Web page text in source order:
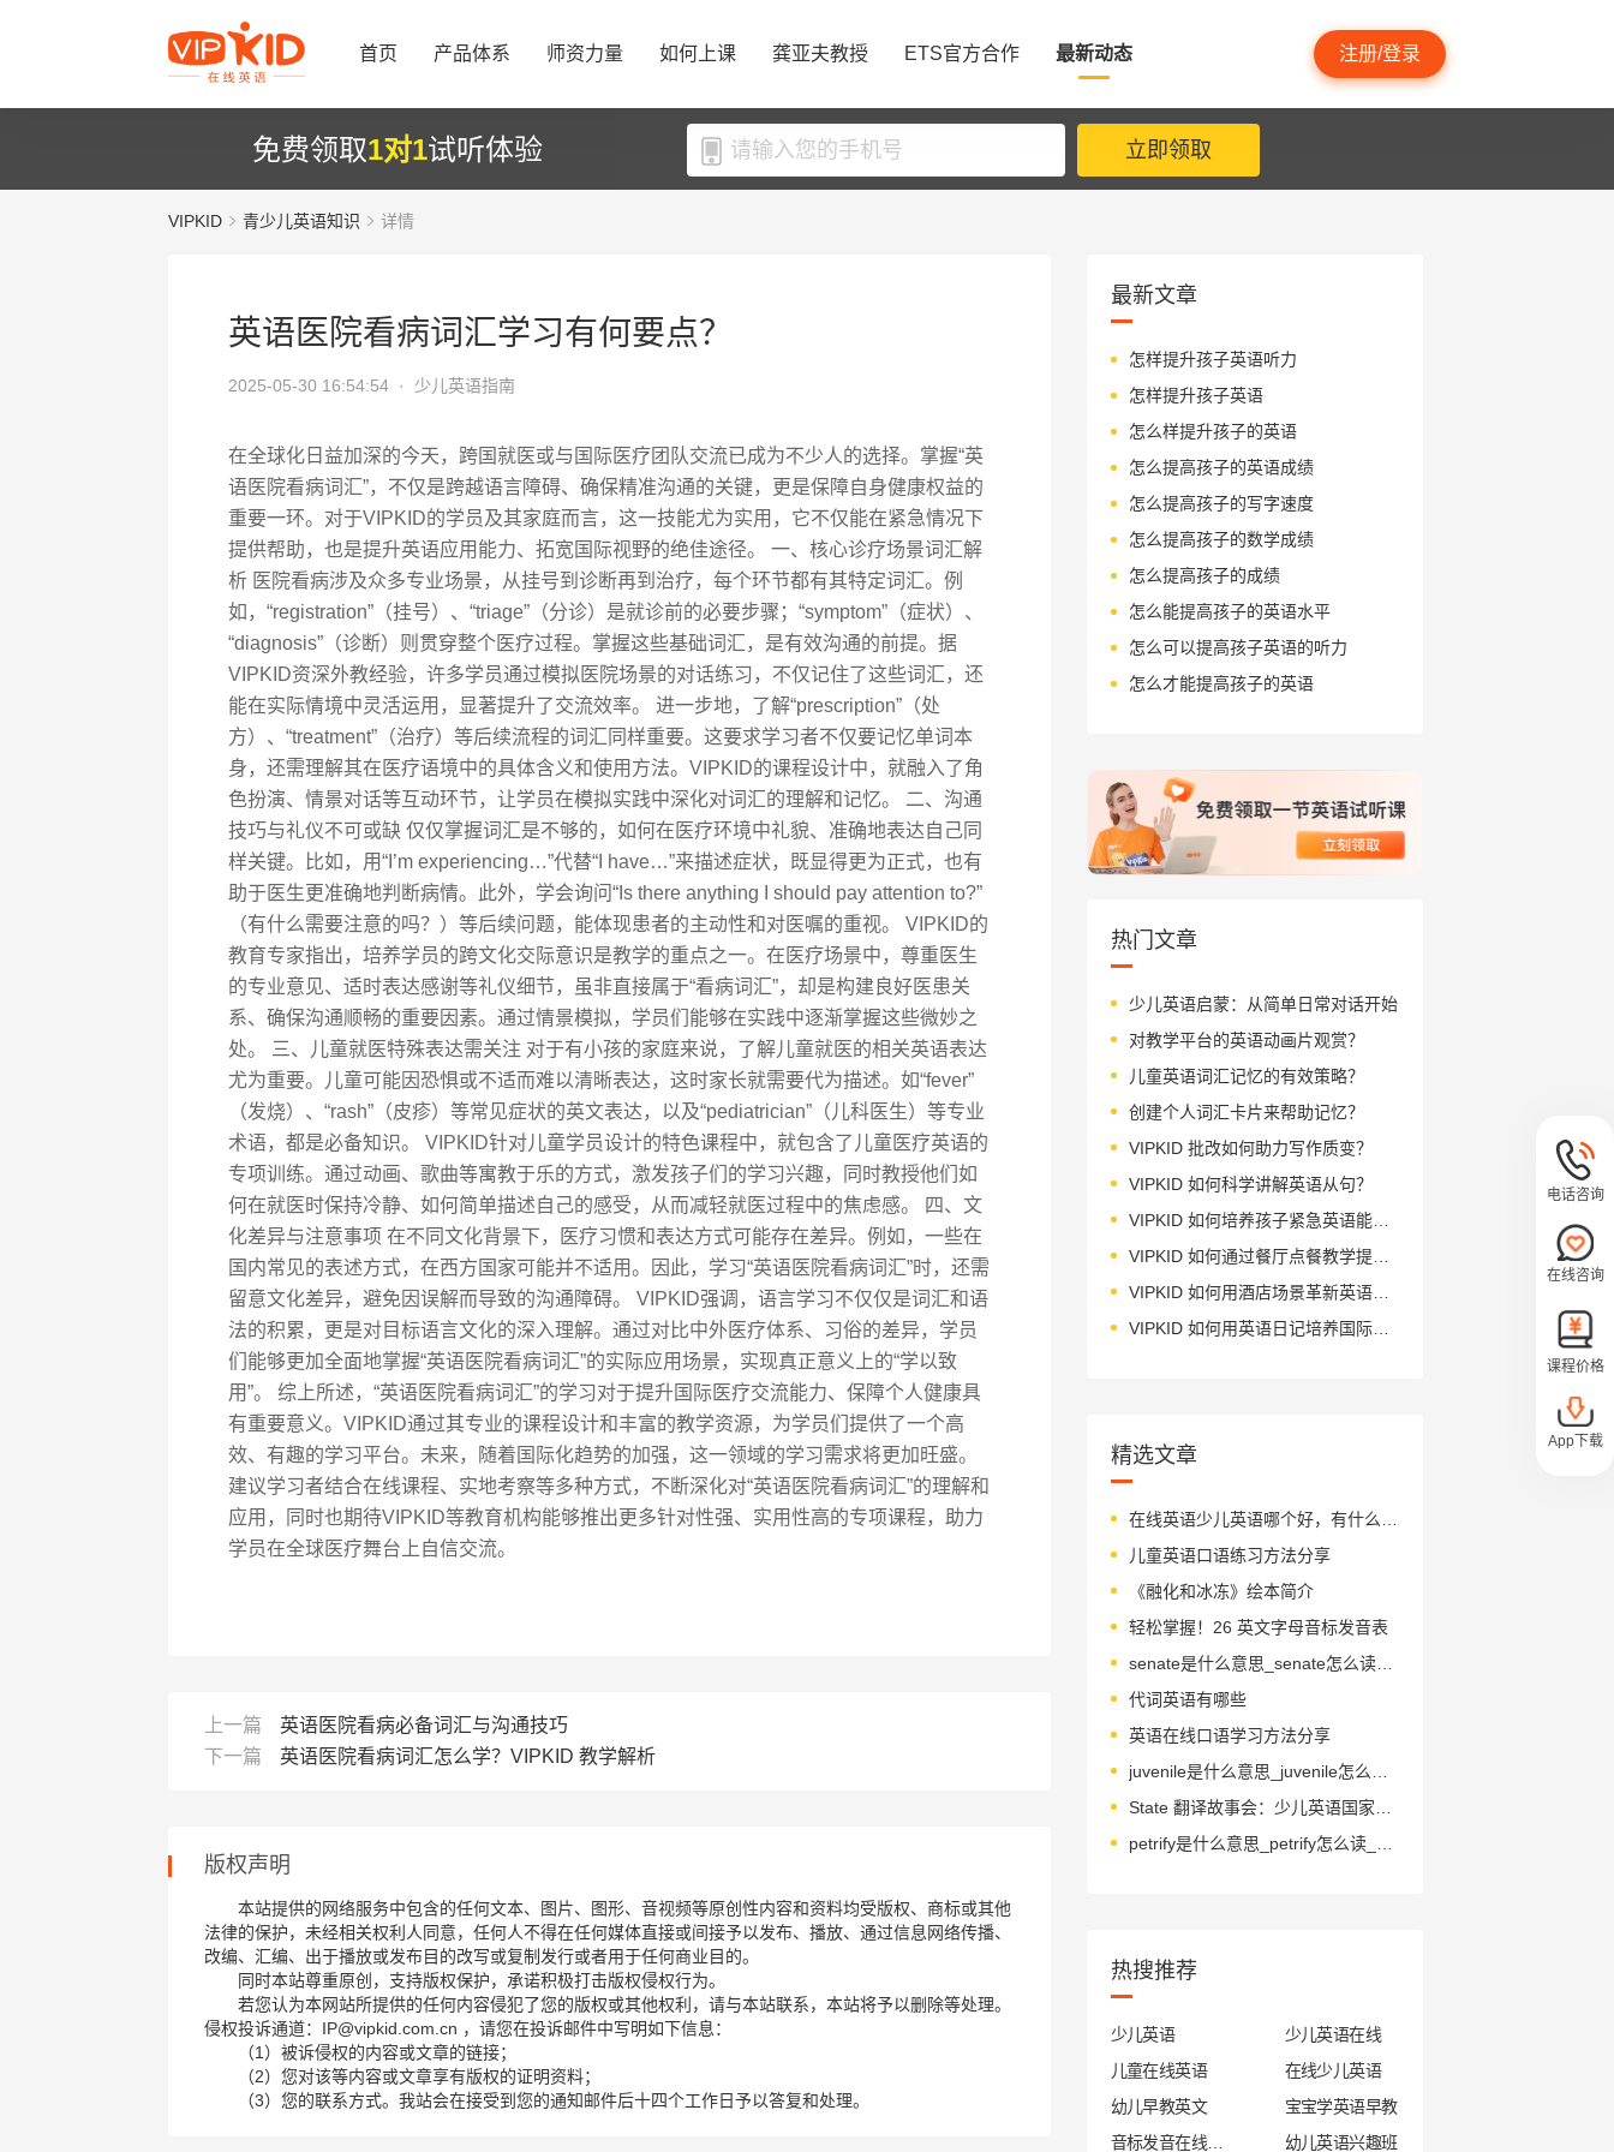
首页 产品体系 师资力量 如何上课 龚亚夫教授 ETS官方合作 最新动态 注册/登录
免费领取1对1试听体验 立即领取
VIPKID 青少儿英语知识 详情
英语医院看病词汇学习有何要点？
2025-05-30 16:54:54 · 少儿英语指南
在全球化日益加深的今天，跨国就医或与国际医疗团队交流已成为不少人的选择。掌握“英
语医院看病词汇”，不仅是跨越语言障碍、确保精准沟通的关键，更是保障自身健康权益的
重要一环。对于VIPKID的学员及其家庭而言，这一技能尤为实用，它不仅能在紧急情况下
提供帮助，也是提升英语应用能力、拓宽国际视野的绝佳途径。 一、核心诊疗场景词汇解
析 医院看病涉及众多专业场景，从挂号到诊断再到治疗，每个环节都有其特定词汇。例
如，“registration”（挂号）、“triage”（分诊）是就诊前的必要步骤；“symptom”（症状）、
“diagnosis”（诊断）则贯穿整个医疗过程。掌握这些基础词汇，是有效沟通的前提。据
VIPKID资深外教经验，许多学员通过模拟医院场景的对话练习，不仅记住了这些词汇，还
能在实际情境中灵活运用，显著提升了交流效率。 进一步地，了解“prescription”（处
方）、“treatment”（治疗）等后续流程的词汇同样重要。这要求学习者不仅要记忆单词本
身，还需理解其在医疗语境中的具体含义和使用方法。VIPKID的课程设计中，就融入了角
色扮演、情景对话等互动环节，让学员在模拟实践中深化对词汇的理解和记忆。 二、沟通
技巧与礼仪不可或缺 仅仅掌握词汇是不够的，如何在医疗环境中礼貌、准确地表达自己同
样关键。比如，用“I’m experiencing…”代替“I have…”来描述症状，既显得更为正式，也有
助于医生更准确地判断病情。此外，学会询问“Is there anything I should pay attention to?”
（有什么需要注意的吗？）等后续问题，能体现患者的主动性和对医嘱的重视。 VIPKID的
教育专家指出，培养学员的跨文化交际意识是教学的重点之一。在医疗场景中，尊重医生
的专业意见、适时表达感谢等礼仪细节，虽非直接属于“看病词汇”，却是构建良好医患关
系、确保沟通顺畅的重要因素。通过情景模拟，学员们能够在实践中逐渐掌握这些微妙之
处。 三、儿童就医特殊表达需关注 对于有小孩的家庭来说，了解儿童就医的相关英语表达
尤为重要。儿童可能因恐惧或不适而难以清晰表达，这时家长就需要代为描述。如“fever”
（发烧）、“rash”（皮疹）等常见症状的英文表达，以及“pediatrician”（儿科医生）等专业
术语，都是必备知识。 VIPKID针对儿童学员设计的特色课程中，就包含了儿童医疗英语的
专项训练。通过动画、歌曲等寓教于乐的方式，激发孩子们的学习兴趣，同时教授他们如
何在就医时保持冷静、如何简单描述自己的感受，从而减轻就医过程中的焦虑感。 四、文
化差异与注意事项 在不同文化背景下，医疗习惯和表达方式可能存在差异。例如，一些在
国内常见的表述方式，在西方国家可能并不适用。因此，学习“英语医院看病词汇”时，还需
留意文化差异，避免因误解而导致的沟通障碍。 VIPKID强调，语言学习不仅仅是词汇和语
法的积累，更是对目标语言文化的深入理解。通过对比中外医疗体系、习俗的差异，学员
们能够更加全面地掌握“英语医院看病词汇”的实际应用场景，实现真正意义上的“学以致
用”。 综上所述，“英语医院看病词汇”的学习对于提升国际医疗交流能力、保障个人健康具
有重要意义。VIPKID通过其专业的课程设计和丰富的教学资源，为学员们提供了一个高
效、有趣的学习平台。未来，随着国际化趋势的加强，这一领域的学习需求将更加旺盛。
建议学习者结合在线课程、实地考察等多种方式，不断深化对“英语医院看病词汇”的理解和
应用，同时也期待VIPKID等教育机构能够推出更多针对性强、实用性高的专项课程，助力
学员在全球医疗舞台上自信交流。
上一篇
英语医院看病必备词汇与沟通技巧
下一篇
英语医院看病词汇怎么学？VIPKID 教学解析
版权声明
本站提供的网络服务中包含的任何文本、图片、图形、音视频等原创性内容和资料均受版权、商标或其他
法律的保护，未经相关权利人同意，任何人不得在任何媒体直接或间接予以发布、播放、通过信息网络传播、
改编、汇编、出于播放或发布目的改写或复制发行或者用于任何商业目的。
同时本站尊重原创，支持版权保护，承诺积极打击版权侵权行为。
若您认为本网站所提供的任何内容侵犯了您的版权或其他权利，请与本站联系，本站将予以删除等处理。
侵权投诉通道：IP@vipkid.com.cn ，请您在投诉邮件中写明如下信息：
（1）被诉侵权的内容或文章的链接；
（2）您对该等内容或文章享有版权的证明资料；
（3）您的联系方式。我站会在接受到您的通知邮件后十四个工作日予以答复和处理。
最新文章
怎样提升孩子英语听力
怎样提升孩子英语
怎么样提升孩子的英语
怎么提高孩子的英语成绩
怎么提高孩子的写字速度
怎么提高孩子的数学成绩
怎么提高孩子的成绩
怎么能提高孩子的英语水平
怎么可以提高孩子英语的听力
怎么才能提高孩子的英语
热门文章
少儿英语启蒙：从简单日常对话开始
对教学平台的英语动画片观赏？
儿童英语词汇记忆的有效策略？
创建个人词汇卡片来帮助记忆？
VIPKID 批改如何助力写作质变？
VIPKID 如何科学讲解英语从句？
VIPKID 如何培养孩子紧急英语能力？
VIPKID 如何通过餐厅点餐教学提升少儿英语应用能力？
VIPKID 如何用酒店场景革新英语教学？
VIPKID 如何用英语日记培养国际化人才？
精选文章
儿童英语口语练习方法分享
《融化和冰冻》绘本简介
轻松掌握！26 英文字母音标发音表
senate是什么意思_senate怎么读_音标'senət
代词英语有哪些
英语在线口语学习方法分享
热搜推荐
少儿英语
少儿英语在线
儿童在线英语
在线少儿英语
幼儿早教英文
宝宝学英语早教
幼儿英语兴趣班
电话咨询
在线咨询
课程价格
App下载